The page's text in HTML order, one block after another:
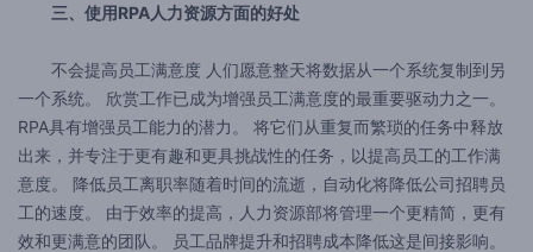
三、使用RPA人力资源方面的好处
不会提高员工满意度 人们愿意整天将数据从一个系统复制到另
一个系统。 欣赏工作已成为增强员工满意度的最重要驱动力之一。
RPA具有增强员工能力的潜力。 将它们从重复而繁琐的任务中释放
出来，并专注于更有趣和更具挑战性的任务，以提高员工的工作满
意度。 降低员工离职率随着时间的流逝，自动化将降低公司招聘员
工的速度。 由于效率的提高，人力资源部将管理一个更精简，更有
效和更满意的团队。 员工品牌提升和招聘成本降低这是间接影响。